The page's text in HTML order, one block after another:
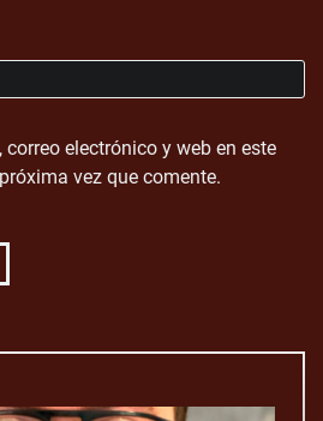
electrónico y web en este
vez que comente.